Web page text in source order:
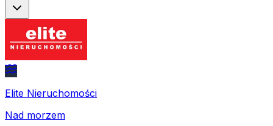
Elite Nieruchomości
Nad morzem